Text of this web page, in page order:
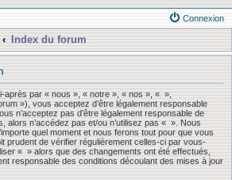
Connexion
Index du forum
par « nous », « notre », « nos », « »,
»), vous acceptez d’être légalement responsable
n’acceptez pas d’être légalement responsable de
alors n’accédez pas et/ou n’utilisez pas « ». Nous
quel moment et nous ferons tout pour que vous
prudent de vérifier régulièrement celles-ci par vous-
« » alors que des changements ont été effectués,
responsable des conditions découlant des mises à jour